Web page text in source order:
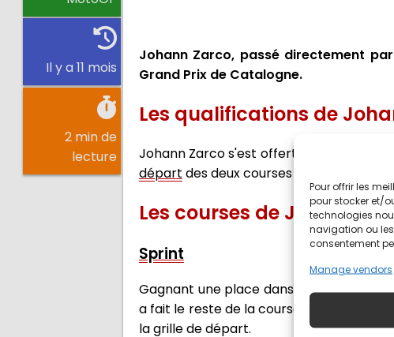
Pour offrir les
pour stocker et/
technologies
navigation ou les
consentement
Manage vendors
Il y a 11 mois
2 min de
lecture
Johann Zarco, passé directement
Grand Prix de Catalogne.
Les qualifications de
Johann Zarco s'est offert un ticket
départ des deux courses du week-end
Les courses de Johann
Sprint
Gagnant une place dans le premier
a fait le reste de la course derrière les
la grille de départ.